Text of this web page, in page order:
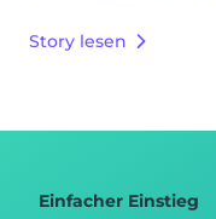
Story lesen
Einfacher Einstieg